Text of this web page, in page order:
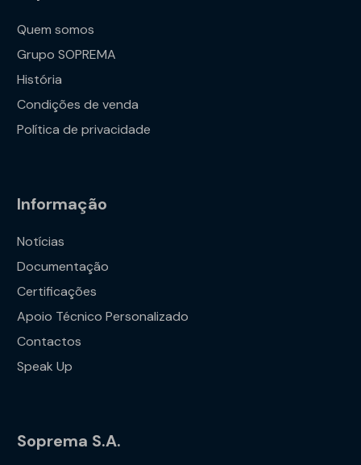
Quem somos
Grupo SOPREMA
História
Condições de venda
Política de privacidade
Informação
Notícias
Documentação
Certificações
Apoio Técnico Personalizado
Contactos
Speak Up
Soprema S.A.